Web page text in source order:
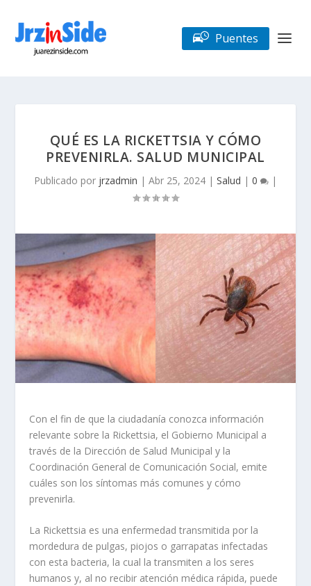
Puentes
QUÉ ES LA RICKETTSIA Y CÓMO
PREVENIRLA. SALUD MUNICIPAL
Publicado por jrzadmin | Abr 25, 2024 | Salud | 0 |
Con el fin de que la ciudadanía conozca información
relevante sobre la Rickettsia, el Gobierno Municipal a
través de la Dirección de Salud Municipal y la
Coordinación General de Comunicación Social, emite
cuáles son los síntomas más comunes y cómo
prevenirla.
La Rickettsia es una enfermedad transmitida por la
mordedura de pulgas, piojos o garrapatas infectadas
con esta bacteria, la cual la transmiten a los seres
humanos y, al no recibir atención médica rápida, puede